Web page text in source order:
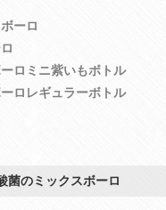
ーロ
ロミニ紫いもボトル
ロレギュラーボトル
菌のミックスボーロ